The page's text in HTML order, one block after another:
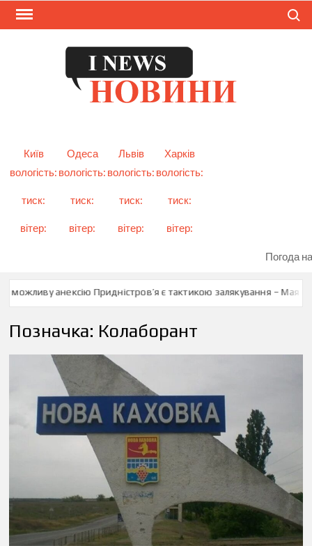
Skip
Київ
Одеса Львів
Харків
вологість:
тиск:
вітер:
вологість:
тиск:
вітер:
вологість:
тиск:
вітер:
вологість:
тиск:
вітер:
Погода
можливу анексію Придністров’я є тактикою залякування – Мая
Позначка: Колаборант